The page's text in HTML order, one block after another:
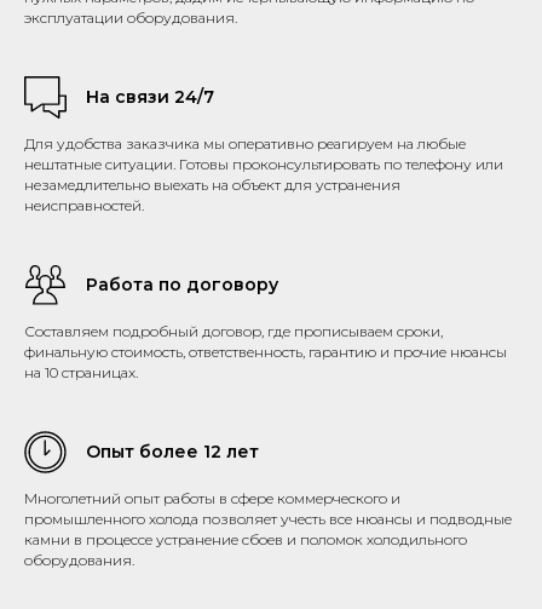
эксплуатации оборудования.
На связи 24/7
Для удобства заказчика мы оперативно реагируем на любые
нештатные ситуации. Готовы проконсультировать по телефону или
незамедлительно выехать на объект для устранения
неисправностей.
Работа по договору
Составляем подробный договор, где прописываем сроки,
финальную стоимость, ответственность, гарантию и прочие нюансы
на 10 страницах.
Опыт более 12 лет
Многолетний опыт работы в сфере коммерческого и
промышленного холода позволяет учесть все нюансы и подводные
камни в процессе устранение сбоев и поломок холодильного
оборудования.